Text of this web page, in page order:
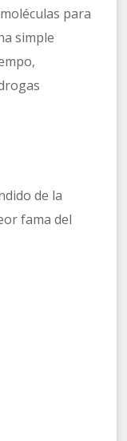
para
simple
de la
fama del